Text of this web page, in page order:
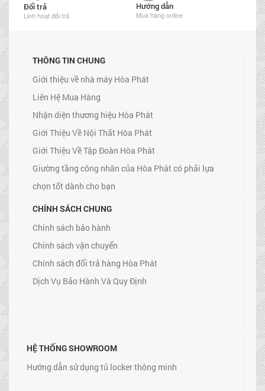
Đổi trả
Linh hoạt đổi trả
Hướng dẫn
Mua hàng online
THÔNG TIN CHUNG
Giới thiệu về nhà máy Hòa Phát
Liên Hệ Mua Hàng
Nhận diện thương hiệu Hòa Phát
Giới Thiệu Về Nội Thất Hòa Phát
Giới Thiệu Về Tập Đoàn Hòa Phát
Giường tầng công nhân của Hòa Phát có phải lựa
chọn tốt dành cho bạn
CHÍNH SÁCH CHUNG
Chính sách bảo hành
Chính sách vận chuyển
Chính sách đổi trả hàng Hòa Phát
Dịch Vụ Bảo Hành Và Quy Định
HỆ THỐNG SHOWROOM
Hướng dẫn sử dụng tủ locker thông minh